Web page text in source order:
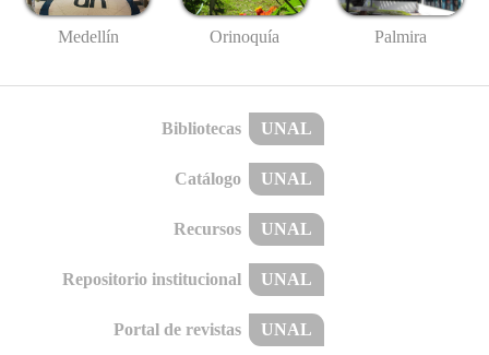
Medellín Orinoquía Palmira
Bibliotecas UNAL
Catálogo UNAL
Recursos UNAL
Repositorio institucional UNAL
Portal de revistas UNAL